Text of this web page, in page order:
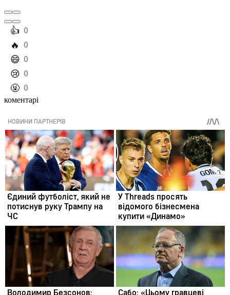
️👍 0
️🔥 0
️😄 0
️😢 0
️🤬 0
коментарі